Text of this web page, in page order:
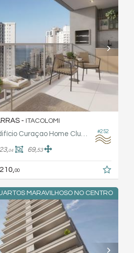
#252
- ITACOLOMI
Apartamento no Edifício Curaçao Home Clube - Rogga
04 69,53
00
MARAVILHOSO NO CENTRO